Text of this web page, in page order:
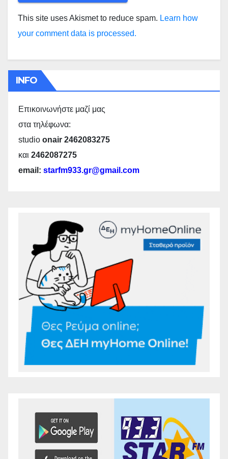
This site uses Akismet to reduce spam. Learn how
your comment data is processed.
INFO
Επικοινωνήστε μαζί μας
στα τηλέφωνα:
studio onair 2462083275
και 2462087275
email: starfm933.gr@gmail.com